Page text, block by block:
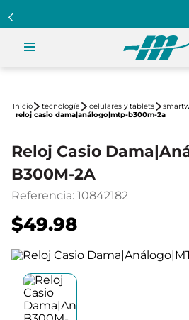
tecnología celulares y tablets
reloj casio dama|análogo|mtp-b300m-2a
Reloj Casio
B300M-2A
Referencia: 10842182
$49.98